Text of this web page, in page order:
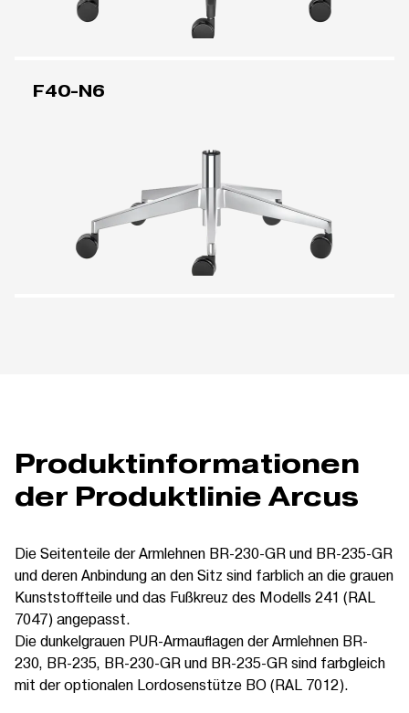
F40-N6
Produktinformationen
der Produktlinie Arcus
Die Seitenteile der Armlehnen BR-230-GR und BR-235-GR
und deren Anbindung an den Sitz sind farblich an die grauen
Kunststoffteile und das Fußkreuz des Modells 241 (RAL
7047) angepasst.
Die dunkelgrauen PUR-Armauflagen der Armlehnen BR-
230, BR-235, BR-230-GR und BR-235-GR sind farbgleich
mit der optionalen Lordosenstütze BO (RAL 7012).